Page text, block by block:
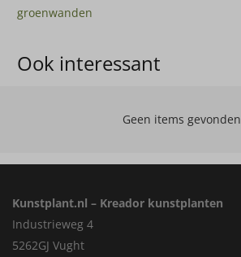
groenwanden
Ook interessant
Geen items gevonden
Kunstplant.nl – Kreador kunstplanten
Industrieweg 4
5262GJ Vught